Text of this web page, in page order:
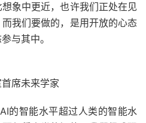
象中更近，也许我们正处在见
我们要做的，是用开放的心态
与其中。
席未来学家
的智能水平超过人类的智能水